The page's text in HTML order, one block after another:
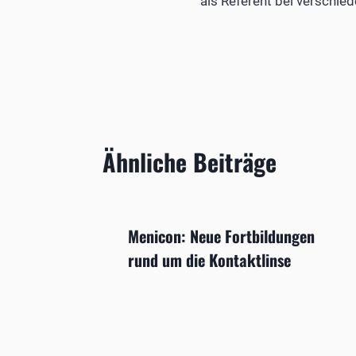
Ähnliche Beiträge
Menicon: Neue Fortbildungen
rund um die Kontaktlinse